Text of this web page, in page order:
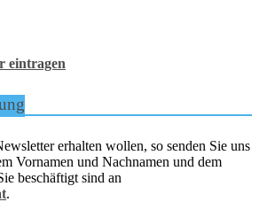
eintragen
erhalten wollen, so senden Sie uns
Vornamen und Nachnamen und dem
beschäftigt sind an
.